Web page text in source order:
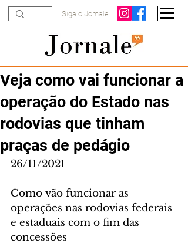
Siga o Jornale
Veja como vai funcionar a
operação do Estado nas
rodovias que tinham
praças de pedágio
26/11/2021
Como vão funcionar as
operações nas rodovias federais
e estaduais com o fim das
concessões